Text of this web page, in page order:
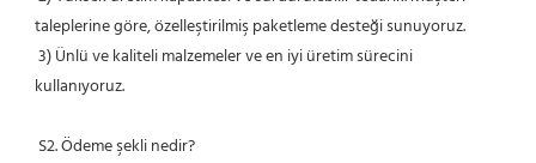
taleplerine göre, özelleştirilmiş paketleme desteği sunuyoruz.
kullanıyoruz.
S2. Ödeme şekli nedir?